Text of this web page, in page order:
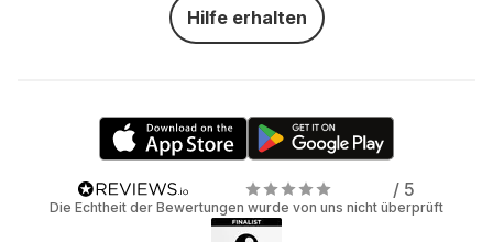
Hilfe erhalten
/ 5
Die Echtheit der Bewertungen wurde von uns nicht überprüft